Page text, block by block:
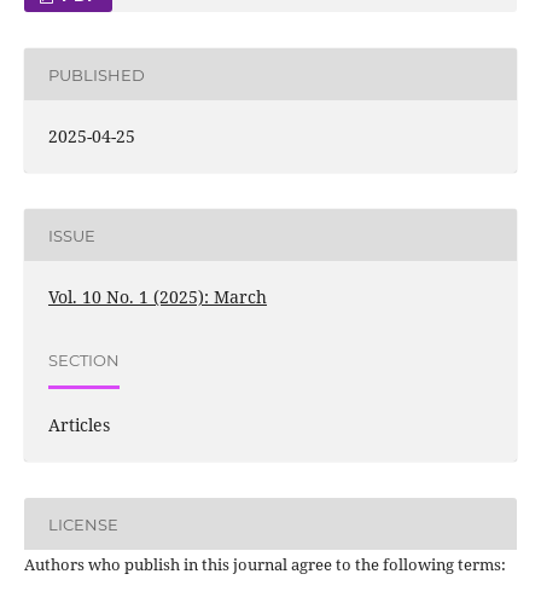
PUBLISHED
2025-04-25
ISSUE
Vol. 10 No. 1 (2025): March
SECTION
Articles
LICENSE
Authors who publish in this journal agree to the following terms: